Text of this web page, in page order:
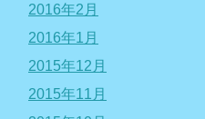
2016年2月
2016年1月
2015年12月
2015年11月